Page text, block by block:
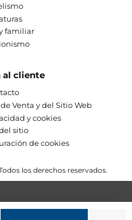
familiar
al cliente
Venta y del Sitio Web
y cookies
sitio
de cookies
los derechos reservados.